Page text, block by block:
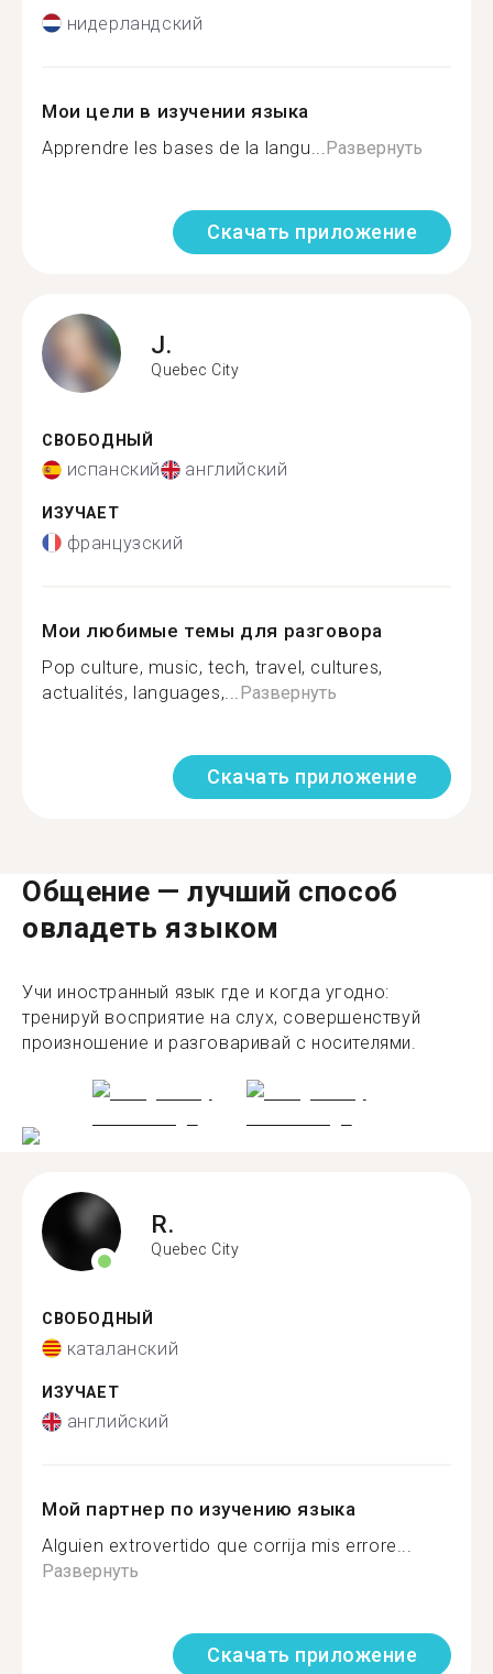
нидерландский
Мои цели в изучении языка
Apprendre les bases de la langu... Развернуть
Скачать приложение
J.
Quebec City
СВОБОДНЫЙ
испанский английский
ИЗУЧАЕТ
французский
Мои любимые темы для разговора
Pop culture, music, tech, travel, cultures,
actualités, languages,... Развернуть
Скачать приложение
Общение — лучший способ
овладеть языком
Учи иностранный язык где и когда угодно:
тренируй восприятие на слух, совершенствуй
произношение и разговаривай с носителями.
R.
Quebec City
СВОБОДНЫЙ
каталанский
ИЗУЧАЕТ
английский
Мой партнер по изучению языка
Alguien extrovertido que corrija mis errore...
Развернуть
Скачать приложение